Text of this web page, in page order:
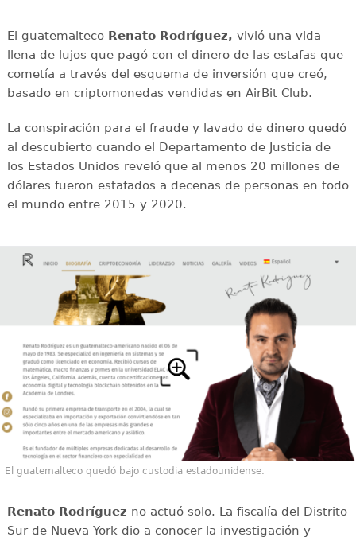
El guatemalteco Renato Rodríguez, vivió una vida
llena de lujos que pagó con el dinero de las estafas que
cometía a través del esquema de inversión que creó,
basado en criptomonedas vendidas en AirBit Club.
La conspiración para el fraude y lavado de dinero quedó
al descubierto cuando el Departamento de Justicia de
los Estados Unidos reveló que al menos 20 millones de
dólares fueron estafados a decenas de personas en todo
el mundo entre 2015 y 2020.
El guatemalteco quedó bajo custodia estadounidense.
Renato Rodríguez no actuó solo. La fiscalía del Distrito
Sur de Nueva York dio a conocer la investigación y